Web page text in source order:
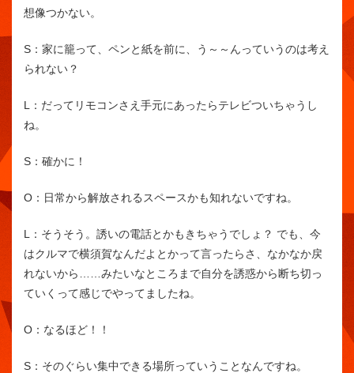
想像つかない。
S： 家に籠って、ペンと紙を前に、う～～んっていうのは考え
られない？
L： だってリモコンさえ手元にあったらテレビついちゃうし
ね。
S： 確かに！
O： 日常から解放されるスペースかも知れないですね。
L： そうそう。誘いの電話とかもきちゃうでしょ？ でも、今
はクルマで横須賀なんだよとかって言ったらさ、なかなか戻
れないから……みたいなところまで自分を誘惑から断ち切っ
ていくって感じでやってましたね。
O： なるほど！！
S： そのぐらい集中できる場所っていうことなんですね。